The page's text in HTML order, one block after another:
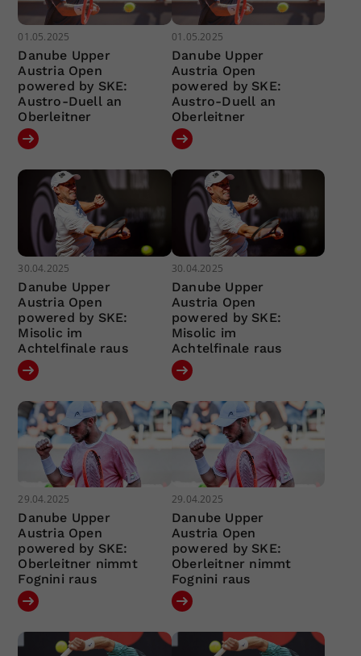
01.05.2025
Danube Upper
Austria Open
powered by SKE:
Austro-Duell an
Oberleitner
01.05.2025
Danube Upper
Austria Open
powered by SKE:
Austro-Duell an
Oberleitner
30.04.2025
Danube Upper
Austria Open
powered by SKE:
Misolic im
Achtelfinale raus
30.04.2025
Danube Upper
Austria Open
powered by SKE:
Misolic im
Achtelfinale raus
29.04.2025
Danube Upper
Austria Open
powered by SKE:
Oberleitner nimmt
Fognini raus
29.04.2025
Danube Upper
Austria Open
powered by SKE:
Oberleitner nimmt
Fognini raus